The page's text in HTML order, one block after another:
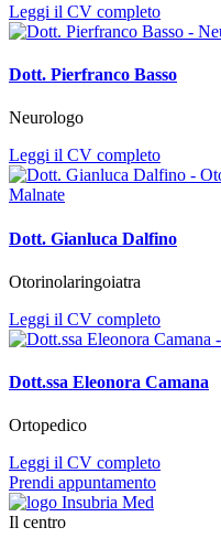
Leggi il CV completo
Dott. Pierfranco Basso
Neurologo
Leggi il CV completo
Dott. Gianluca Dalfino
Otorinolaringoiatra
Leggi il CV completo
Dott.ssa Eleonora Camana
Ortopedico
Leggi il CV completo
Prendi appuntamento
Il centro